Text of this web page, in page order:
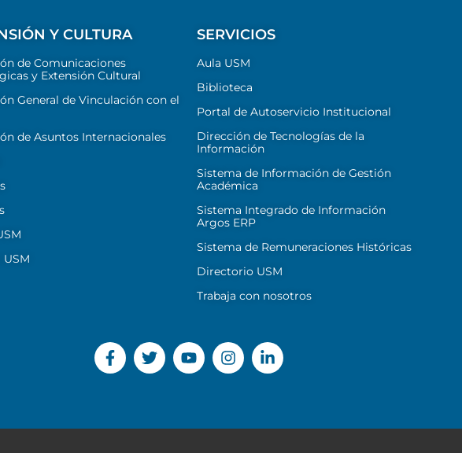
Y CULTURA
de Comunicaciones
y Extensión Cultural
General de Vinculación con el
de Asuntos Internacionales
SERVICIOS
Aula USM
Biblioteca
Portal de Autoservicio Institucional
Dirección de Tecnologías de la
Información
Sistema de Información de Gestión
Académica
Sistema Integrado de Información
Argos ERP
Sistema de Remuneraciones Históricas
Directorio USM
Trabaja con nosotros